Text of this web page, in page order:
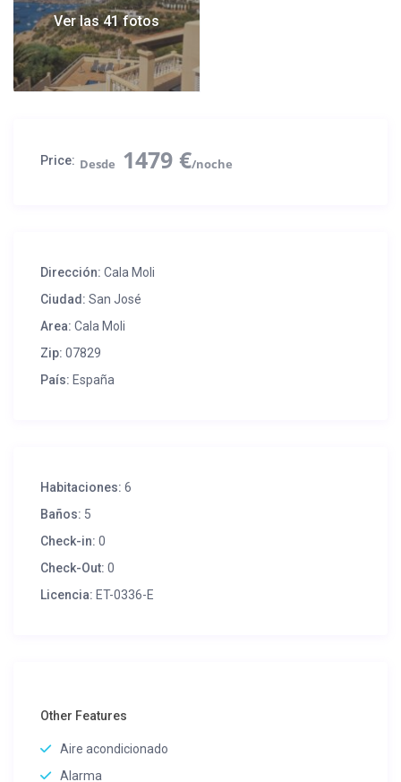
180),cuarto de baño privado con ducha y acceso directo a la
terraza con piscina
1 dormitorio con 1 cama doble y baño con aseo
Nivel salón +1 :
1 dormitorio de 18m² con 2 camas de 90 (posibilidad 1 cama de
Ver las 41 fotos
Price: 1479 €
Dirección: Cala Moli
Ciudad: San José
Area: Cala Moli
Zip: 07829
País: España
Habitaciones: 6
Baños: 5
Check-in: 0
Check-Out: 0
Licencia: ET-0336-E
Other Features
Aire acondicionado
Alarma